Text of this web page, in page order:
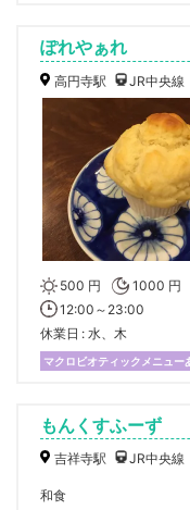
ぽれやぁれ
高円寺駅 JR中央線
500 円
1000 円
12:00～23:00
休業日
水、木
マクロビオティックメニュー
もんくすふーず
吉祥寺駅 JR中央線
和食